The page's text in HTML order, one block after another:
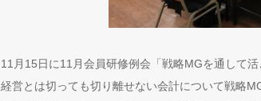
11月15日に11月会員研修例会「戦略MGを通して
経営とは切っても切り離せない会計について戦略